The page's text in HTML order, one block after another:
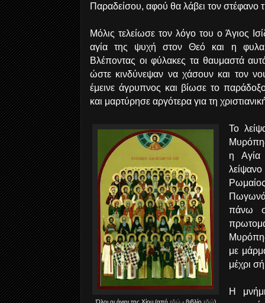
Παραδείσου, αφού θα λάβει τον στέφανο
Μόλις τελείωσε τον λόγο του ο Άγιος
αγία της ψυχή στον Θεό και η
Βλέποντας οι φύλακες τα θαυμαστά
ώστε κινδύνεψαν να χάσουν και τον
έμεινε άγρυπνος και βίωσε το
και μαρτύρησε αργότερα για τη
Όλοι οι άγιοι της Χίου (από εδώ- βιβλίο εδώ)
Το
η Αγία
πάνω
με
μέχρι
Η